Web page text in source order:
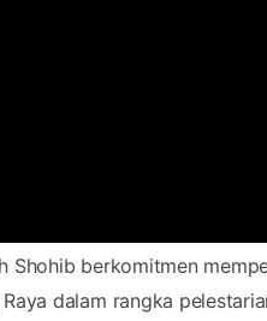
berkomitmen
dalam rangka